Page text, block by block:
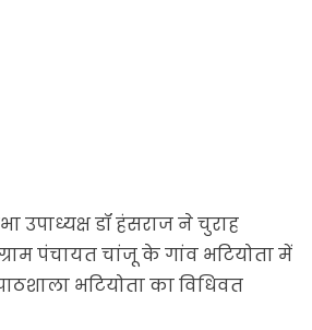
उपाध्यक्ष डॉ हंसराज ने चुराह
पंचायत चांजू के गांव भटियोता में
भटियोता का विधिवत